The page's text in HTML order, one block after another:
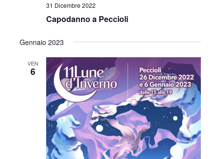
31 Dicembre 2022
Capodanno a Peccioli
Gennaio 2023
VEN
6